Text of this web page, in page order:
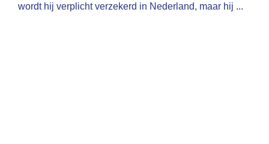
wordt hij verplicht verzekerd in Nederland, maar hij